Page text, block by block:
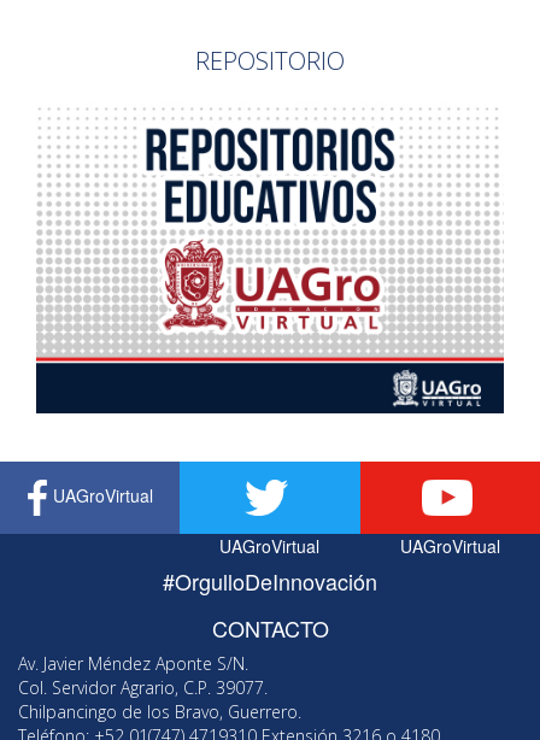
REPOSITORIO
UAGroVirtual
UAGroVirtual UAGroVirtual
#OrgulloDeInnovación
CONTACTO
Av. Javier Méndez Aponte S/N.
Col. Servidor Agrario, C.P. 39077.
Chilpancingo de los Bravo, Guerrero.